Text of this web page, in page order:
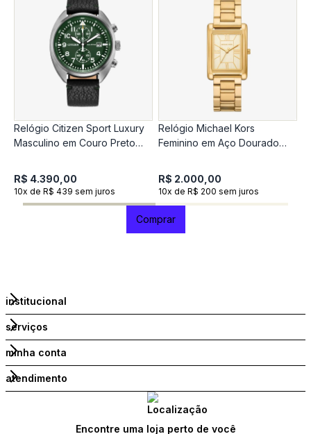
Relógio Citizen Sport Luxury
Masculino em Couro Preto
R$ 4.390,00
10x de R$ 439 sem juros
Relógio Michael Kors
Feminino em Aço Dourado
R$ 2.000,00
10x de R$ 200 sem juros
Comprar
institucional
serviços
minha conta
atendimento
Encontre uma loja perto de você